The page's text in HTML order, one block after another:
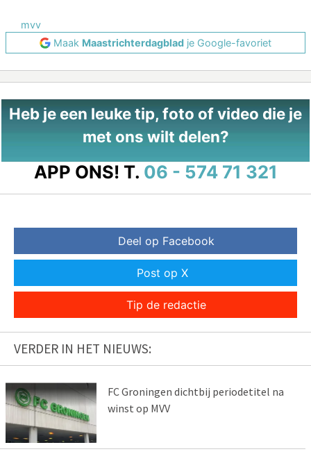
mvv
Maak Maastrichterdagblad je Google-favoriet
Heb je een leuke tip, foto of video die je
met ons wilt delen?
APP ONS! T. 06 - 574 71 321
Deel op Facebook
Post op X
Tip de redactie
VERDER IN HET NIEUWS:
FC Groningen dichtbij periodetitel na
winst op MVV